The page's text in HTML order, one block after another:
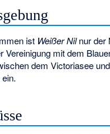
ist Weißer Nilnur der
Vereinigung mit dem
dem Victoriasee